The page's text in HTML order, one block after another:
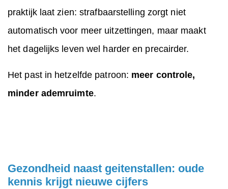
praktijk laat zien: strafbaarstelling zorgt niet
automatisch voor meer uitzettingen, maar maakt
het dagelijks leven wel harder en precairder.
Het past in hetzelfde patroon: meer controle,
minder ademruimte.
Gezondheid naast geitenstallen: oude
kennis krijgt nieuwe cijfers